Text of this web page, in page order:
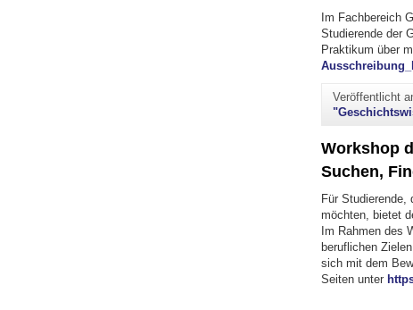
Im Fachbereich
Studierende der
Praktikum über
Veröffentlicht
Workshop
Suchen,
Für Studierende,
möchten, bietet
Im Rahmen des
beruflichen
sich mit dem
Seiten unter